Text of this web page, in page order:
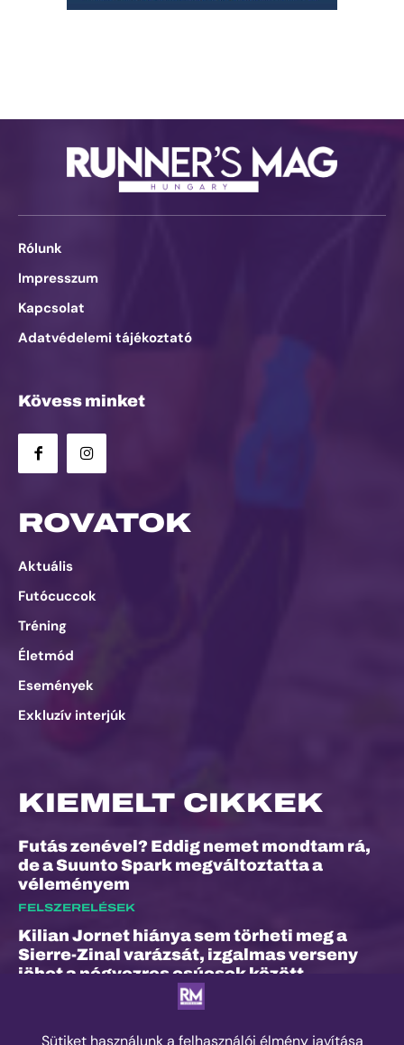
Rólunk
Impresszum
Kapcsolat
Adatvédelemi tájékoztató
Kövess minket
ROVATOK
Aktuális
Futócuccok
Tréning
Életmód
Események
Exkluzív interjúk
KIEMELT CIKKEK
Futás zenével? Eddig nemet mondtam rá,
de a Suunto Spark megváltoztatta a
véleményem
FELSZERELÉSEK
Kilian Jornet hiánya sem törheti meg a
Sierre-Zinal varázsát, izgalmas verseny
jöhet a négyezres csúcsok között